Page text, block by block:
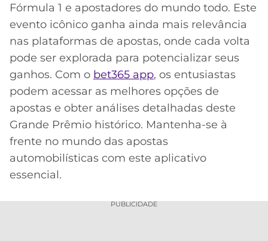
Fórmula 1 e apostadores do mundo todo. Este
evento icônico ganha ainda mais relevância
nas plataformas de apostas, onde cada volta
pode ser explorada para potencializar seus
ganhos. Com o bet365 app, os entusiastas
podem acessar as melhores opções de
apostas e obter análises detalhadas deste
Grande Prêmio histórico. Mantenha-se à
frente no mundo das apostas
automobilísticas com este aplicativo
essencial.
PUBLICIDADE